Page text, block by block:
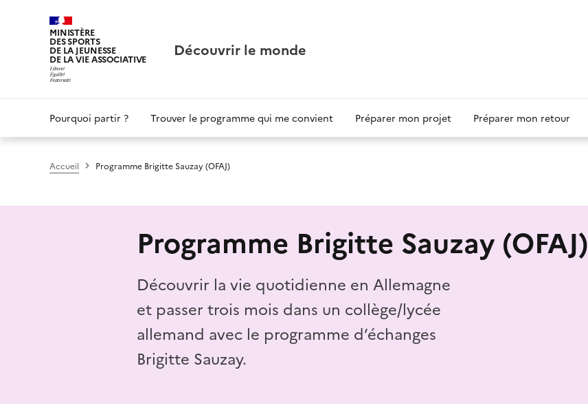
MINISTÈRE
DES SPORTS
DE LA JEUNESSE
DE LA VIE ASSOCIATIVE
Découvrir le monde
navigation
Pourquoi partir ? Trouver le programme qui me convient Préparer mon projet Préparer mon retour
Accueil Programme Brigitte Sauzay (OFAJ)
Programme Brigitte Sauzay (OFAJ)
Découvrir la vie quotidienne en Allemagne
et passer trois mois dans un collège/lycée
allemand avec le programme d’échanges
Brigitte Sauzay.